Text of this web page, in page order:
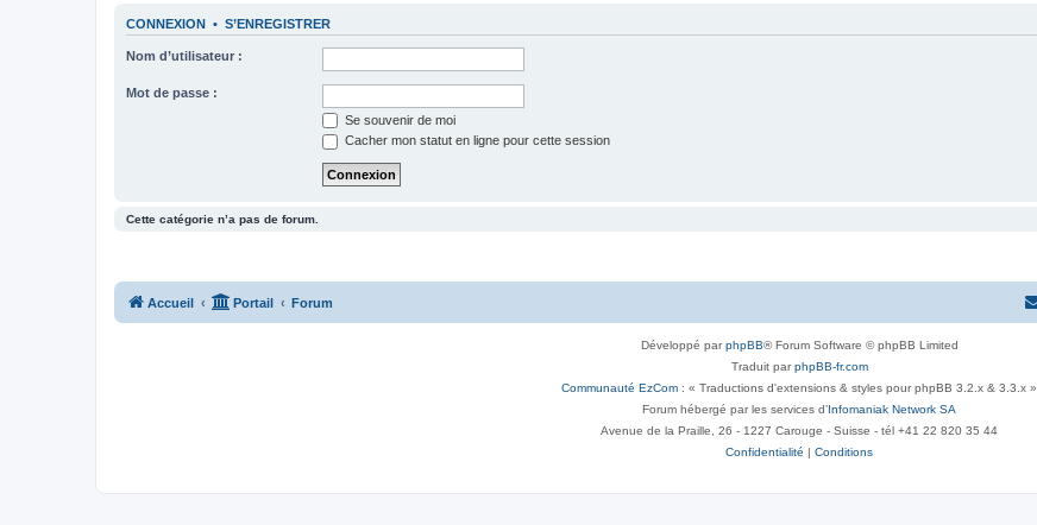
CONNEXION • S’ENREGISTRER
Nom d’utilisateur :
Mot de passe :
Se souvenir de moi
Cacher mon statut en ligne pour cette session
Cette catégorie n’a pas de forum.
Accueil Portail Forum
Développé parphpBB® Forum Software © phpBB Limited
Traduit parphpBB-fr.com
Communauté EzCom : « Traductions d'extensions & styles pour phpBB 3.2.x & 3.3.x »
Forum hébergé par les services d’Infomaniak Network SA
Avenue de la Praille, 26 - 1227 Carouge - Suisse - tél +41 22 820 35 44
Confidentialité | Conditions